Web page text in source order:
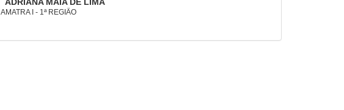
AMATRA I - 1ª REGIÃO